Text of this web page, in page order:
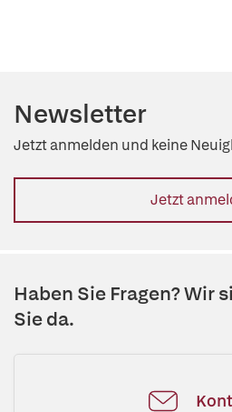
Newsletter
Jetzt anmelden und keine
Jetzt
Haben Sie Fragen? Wir
Sie da.